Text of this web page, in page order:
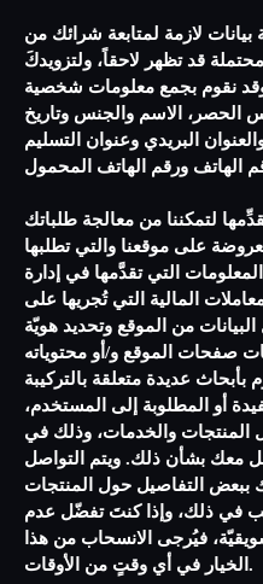
لازمة لمتابعة شرائك من
قد تظهر لاحقاً، ولتزويدكَ
وقد نقوم بجمع معلومات شخصية
الحصر، الاسم والجنس وتاريخ
البريدي وعنوان التسليم
لتمكننا من معالجة طلباتك
على موقعنا والتي تطلبها
التي تقدَّمها في إدارة
المالية التي تُجريها على
من الموقع وتحديد هويّة
صفحات الموقع و/أو محتوياته
عديدة متعلقة بالتركيبة
أو المطلوبة إلى المستخدم،
والخدمات، وذلك في
معك بشأن ذلك. ويتم التواصل
ببعض التفاصيل حول المنتجات
في ذلك، وإذا كنتَ تفضّل عدم
فيُرجى الانسحاب من هذا
الخيار في أي وقتٍ من الأوقات.